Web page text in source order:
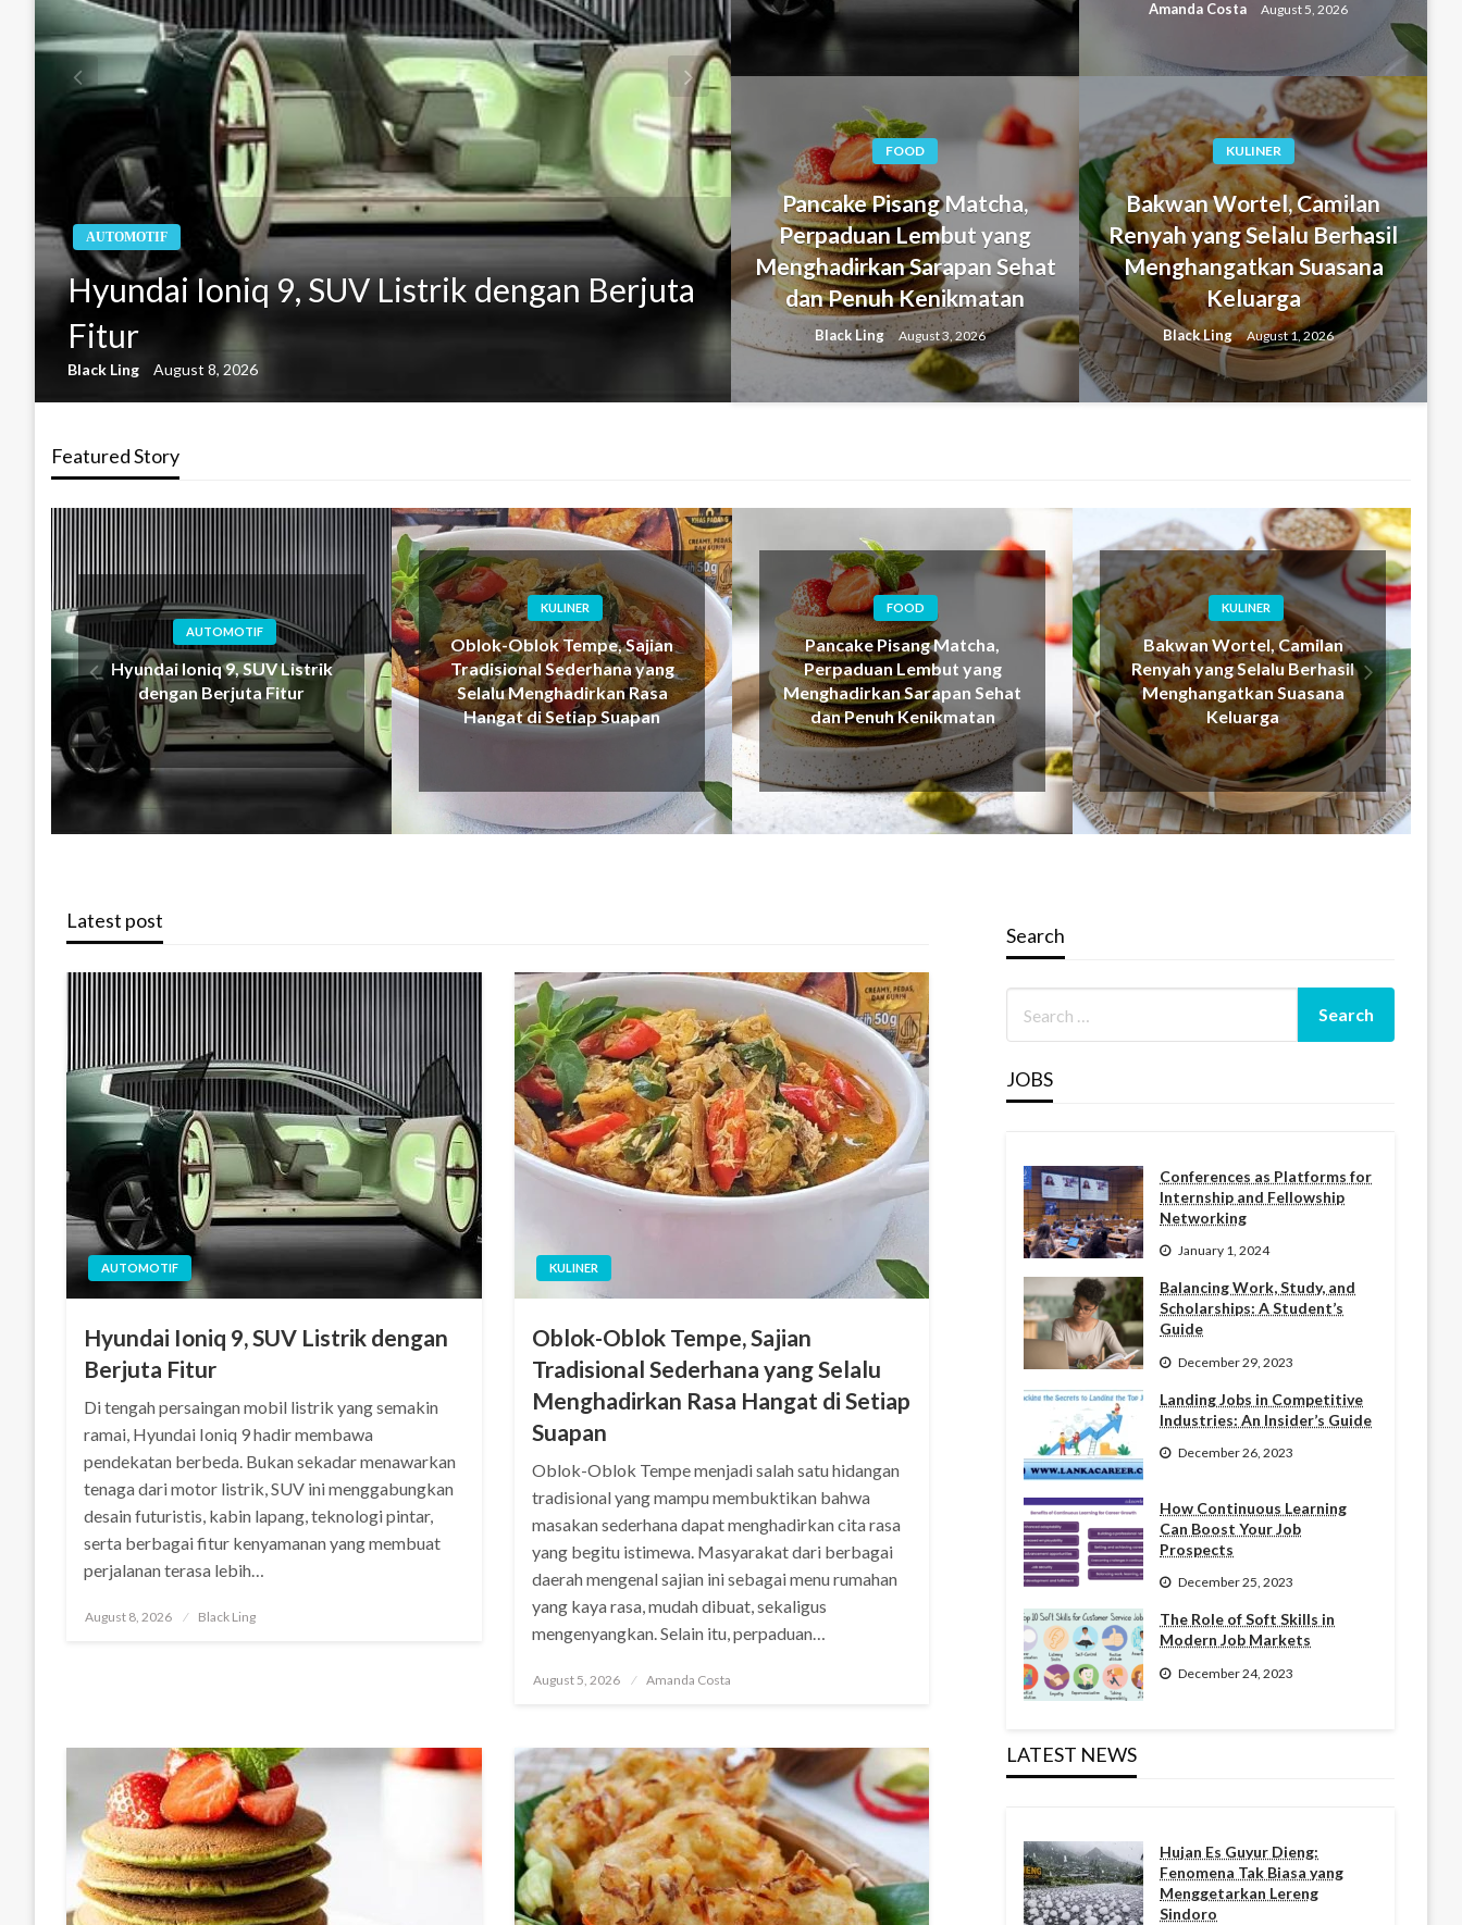
AUTOMOTIF
Hyundai Ioniq 9, SUV Listrik dengan Berjuta
Fitur
Black Ling August 8, 2026
KULINER
Oblok-Oblok Tempe, Sajian Tradisional
Sederhana yang Selalu Menghadirkan Rasa
Hangat di Setiap Suapan
Amanda Costa August 5, 2026
Amanda Costa August 5, 2026
FOOD
Pancake Pisang Matcha,
Perpaduan Lembut yang
Menghadirkan Sarapan Sehat
dan Penuh Kenikmatan
Black Ling August 3, 2026
KULINER
Bakwan Wortel, Camilan
Renyah yang Selalu Berhasil
Menghangatkan Suasana
Keluarga
Black Ling August 1, 2026
Featured Story
KULINER
Oblok-Oblok Tempe, Sajian
Tradisional Sederhana yang
Selalu Menghadirkan Rasa
Hangat di Setiap Suapan
FOOD
Pancake Pisang Matcha,
Perpaduan Lembut yang
Menghadirkan Sarapan Sehat
dan Penuh Kenikmatan
KULINER
Bakwan Wortel, Camilan
Renyah yang Selalu Berhasil
Menghangatkan Suasana
Keluarga
KULINER
Lemper, Cita Rasa Tradisional
yang Selalu Menghadirkan
Kehangatan di Setiap Gigitan
Latest post
AUTOMOTIF
Hyundai Ioniq 9, SUV Listrik dengan
Berjuta Fitur
Di tengah persaingan mobil listrik yang semakin
ramai, Hyundai Ioniq 9 hadir membawa
pendekatan berbeda. Bukan sekadar menawarkan
tenaga dari motor listrik, SUV ini menggabungkan
desain futuristis, kabin lapang, teknologi pintar,
serta berbagai fitur kenyamanan yang membuat
perjalanan terasa lebih…
Posted
August 8, 2026 Black Ling
KULINER
Oblok-Oblok Tempe, Sajian
Tradisional Sederhana yang Selalu
Menghadirkan Rasa Hangat di Setiap
Suapan
Oblok-Oblok Tempe menjadi salah satu hidangan
tradisional yang mampu membuktikan bahwa
masakan sederhana dapat menghadirkan cita rasa
yang begitu istimewa. Masyarakat dari berbagai
daerah mengenal sajian ini sebagai menu rumahan
yang kaya rasa, mudah dibuat, sekaligus
mengenyangkan. Selain itu, perpaduan…
Posted
August 5, 2026 Amanda Costa
Search
JOBS
Conferences as Platforms for
Internship and Fellowship
Networking
January 1, 2024
Balancing Work, Study, and
Scholarships: A Student’s
Guide
December 29, 2023
Landing Jobs in Competitive
Industries: An Insider’s Guide
December 26, 2023
How Continuous Learning
Can Boost Your Job
Prospects
December 25, 2023
The Role of Soft Skills in
Modern Job Markets
December 24, 2023
LATEST NEWS
Hujan Es Guyur Dieng:
Fenomena Tak Biasa yang
Menggetarkan Lereng
Sindoro